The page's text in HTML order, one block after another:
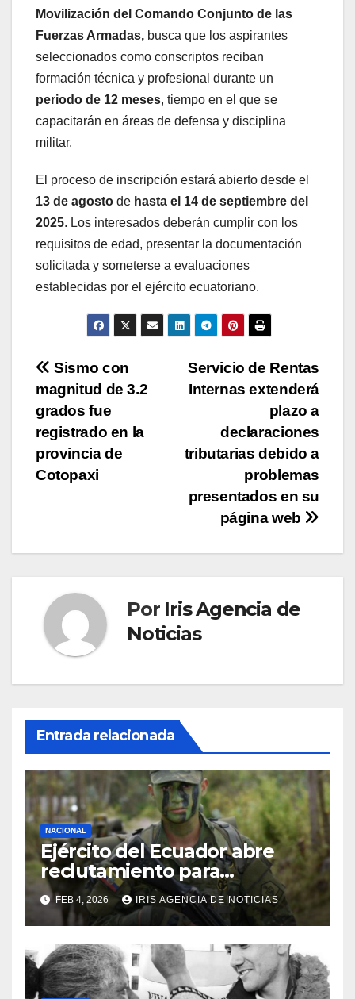
Movilización del Comando Conjunto de las
Fuerzas Armadas, busca que los aspirantes
seleccionados como conscriptos reciban
formación técnica y profesional durante un
periodo de 12 meses, tiempo en el que se
capacitarán en áreas de defensa y disciplina
militar.
El proceso de inscripción estará abierto desde el
13 de agosto de hasta el 14 de septiembre del
2025. Los interesados deberán cumplir con los
requisitos de edad, presentar la documentación
solicitada y someterse a evaluaciones
establecidas por el ejército ecuatoriano.
Navegación
de
entradas
Servicio de Rentas
Internas extenderá
plazo a
declaraciones
tributarias debido a
problemas
presentados en su
página web
Sismo con
magnitud de 3.2
grados fue
registrado en la
provincia de
Cotopaxi
Por Iris Agencia de
Noticias
Entrada relacionada
NACIONAL
Ejército del Ecuador abre
reclutamiento para
bachilleres a partir de este
viernes 6 de febrero
FEB 4, 2026 IRIS AGENCIA DE NOTICIAS